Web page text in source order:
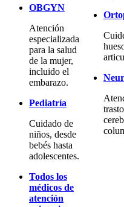
OBGYN
Atención
especializada
para la salud
de la mujer,
incluido el
embarazo.
Pediatría
Cuidado de
niños, desde
bebés hasta
adolescentes.
Todos los
médicos de
atención